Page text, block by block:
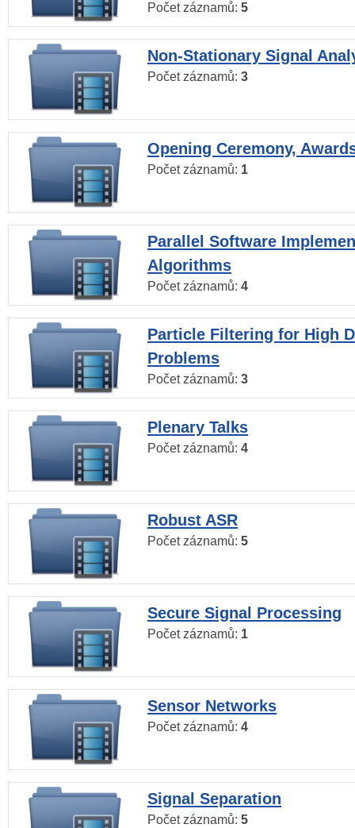
Počet záznamů: 5
Non-Stationary Signal
Počet záznamů: 3
Opening Ceremony,
Počet záznamů: 1
Parallel Software
Algorithms
Počet záznamů: 4
Particle Filtering for High
Problems
Počet záznamů: 3
Plenary Talks
Počet záznamů: 4
Robust ASR
Počet záznamů: 5
Secure Signal Processing
Počet záznamů: 1
Sensor Networks
Počet záznamů: 4
Signal Separation
Počet záznamů: 5